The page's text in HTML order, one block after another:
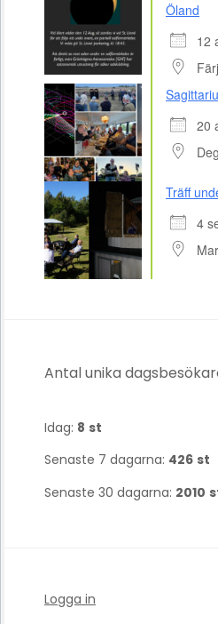
Öland
12
20
Träff
4
Antal unika
Idag: 8 st
Senaste 7 dagarna: 426 st
Senaste 30 dagarna: 2010
Logga in